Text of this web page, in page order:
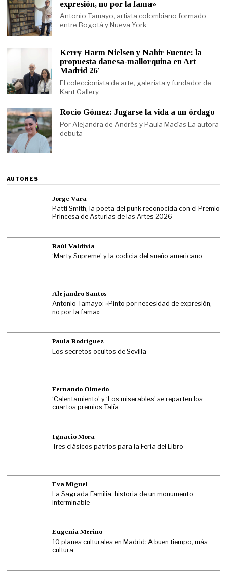
expresión, no por la fama»
Antonio Tamayo, artista colombiano formado
entre Bogotá y Nueva York
Kerry Harm Nielsen y Nahir Fuente: la
propuesta danesa-mallorquina en Art
Madrid 26′
El coleccionista de arte, galerista y fundador de
Kant Gallery,
Rocío Gómez: Jugarse la vida a un órdago
Por Alejandra de Andrés y Paula Macías La autora
debuta
AUTORES
Jorge Vara
Patti Smith, la poeta del punk reconocida con el Premio
Princesa de Asturias de las Artes 2026
Raúl Valdivia
‘Marty Supreme’ y la codicia del sueño americano
Alejandro Santos
Antonio Tamayo: «Pinto por necesidad de expresión,
no por la fama»
Paula Rodríguez
Los secretos ocultos de Sevilla
Fernando Olmedo
‘Calentamiento’ y ‘Los miserables’ se reparten los
cuartos premios Talía
Ignacio Mora
Tres clásicos patrios para la Feria del Libro
Eva Miguel
La Sagrada Familia, historia de un monumento
interminable
Eugenia Merino
10 planes culturales en Madrid: A buen tiempo, más
cultura